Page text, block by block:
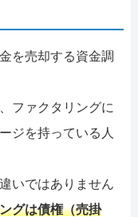
を売却する資金調
ファクタリングに
ジを持っている人
いではありません
グは債権（売掛